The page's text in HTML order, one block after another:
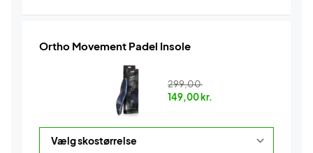
Ortho Movement Padel Insole
299,00
149,00 kr.